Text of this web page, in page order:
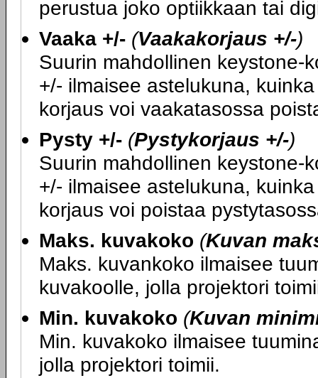
perustua joko optiikkaan tai
Vaaka +/- (Vaakakorjaus +/-)
Suurin mahdollinen keystone-
+/- ilmaisee astelukuna,
korjaus voi vaakatasossa
Pysty +/- (Pystykorjaus +/-)
Suurin mahdollinen keystone-
+/- ilmaisee astelukuna,
korjaus voi poistaa
Maks. kuvakoko (Kuvan
Maks. kuvankoko ilmaisee
kuvakoolle, jolla projektori
Min. kuvakoko (Kuvan
Min. kuvakoko ilmaisee
jolla projektori toimii.